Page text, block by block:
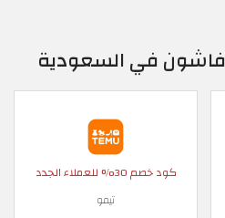
فاشون في السعودية
كود خصم 30% للعملاء الجدد
تيمو